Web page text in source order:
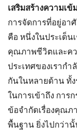
เสริมสร้างความเ
การจัดการที่อยู่อา
คือ หนึ่งในประเด็น
คุณภาพชีวิตและคว
ประเทศของเราก
กันในหลายด้าน ทั้
ในการเข้าถึง การ
ข้อจำกัดเรื่องคุณภ
พื้นฐาน ยิ่งไปกว่า